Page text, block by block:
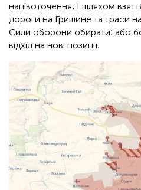
напівоточення. І шляхом
дороги на Гришине та траси
Сили оборони обирати: або
відхід на нові позиції.